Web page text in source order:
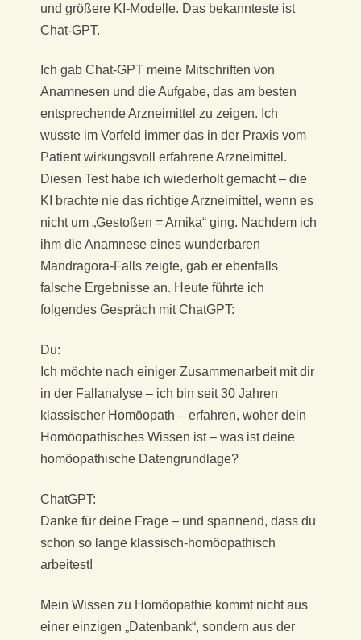
M
und größere KI-Modelle. Das bekannteste ist
Chat-GPT.
Ich gab Chat-GPT meine Mitschriften von
Anamnesen und die Aufgabe, das am besten
entsprechende Arzneimittel zu zeigen. Ich
wusste im Vorfeld immer das in der Praxis vom
Patient wirkungsvoll erfahrene Arzneimittel.
Diesen Test habe ich wiederholt gemacht – die
KI brachte nie das richtige Arzneimittel, wenn es
nicht um „Gestoßen = Arnika“ ging. Nachdem ich
ihm die Anamnese eines wunderbaren
Mandragora-Falls zeigte, gab er ebenfalls
falsche Ergebnisse an. Heute führte ich
folgendes Gespräch mit ChatGPT:
Du:
Ich möchte nach einiger Zusammenarbeit mit dir
in der Fallanalyse – ich bin seit 30 Jahren
klassischer Homöopath – erfahren, woher dein
Homöopathisches Wissen ist – was ist deine
homöopathische Datengrundlage?
ChatGPT:
Danke für deine Frage – und spannend, dass du
schon so lange klassisch-homöopathisch
arbeitest!
Mein Wissen zu Homöopathie kommt nicht aus
einer einzigen „Datenbank“, sondern aus der